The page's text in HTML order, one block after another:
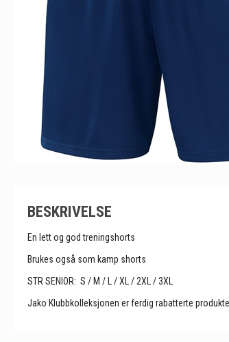
BESKRIVELSE
En lett og god treningshorts
Brukes også som kamp shorts
STR SENIOR: S / M / L / XL / 2XL / 3XL
Jako Klubbkolleksjonen er ferdig rabatterte